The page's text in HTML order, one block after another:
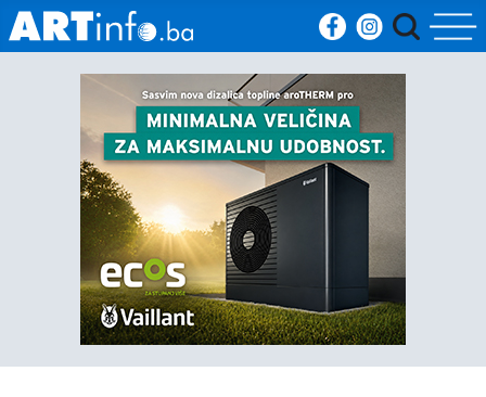
Početna
Vijesti
Sport
Kultura
Crna
kronika